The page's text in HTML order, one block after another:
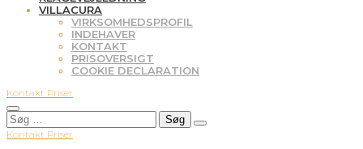
VILLACURA
VIRKSOMHEDSPROFIL
INDEHAVER
KONTAKT
PRISOVERSIGT
COOKIE DECLARATION
Kontakt Priser
Søg
efter:
Kontakt Priser